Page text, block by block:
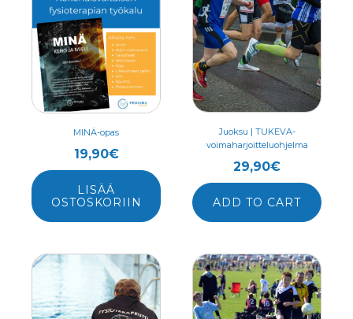
MINÄ-opas
19,90€
LISÄÄ
OSTOSKORIIN
Juoksu | TUKEVA-
voimaharjoitteluohjelma
29,90€
ADD TO CART